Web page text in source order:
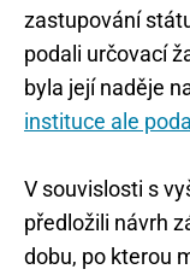
zastupování
podali určovací
byla její naděje
instituce ale
V souvislosti s
předložili návrh
dobu, po kterou